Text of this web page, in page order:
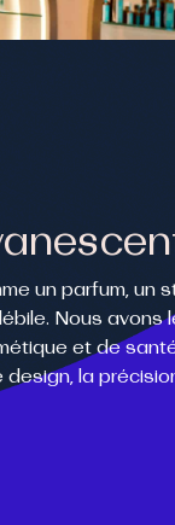
un parfum, un
Nous avons
et de
design, la